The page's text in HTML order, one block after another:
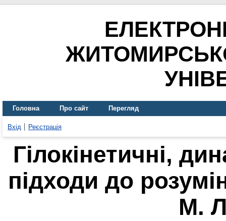
Головна Про сайт Перегляд
Вхід Реєстрація
Гілокінетичні,
підходи до
М.